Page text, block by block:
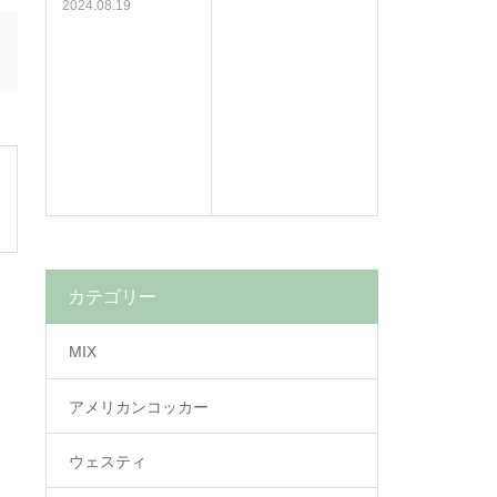
2024.08.19
カテゴリー
MIX
アメリカンコッカー
ウェスティ